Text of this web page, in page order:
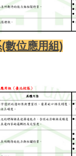
數位應用組)